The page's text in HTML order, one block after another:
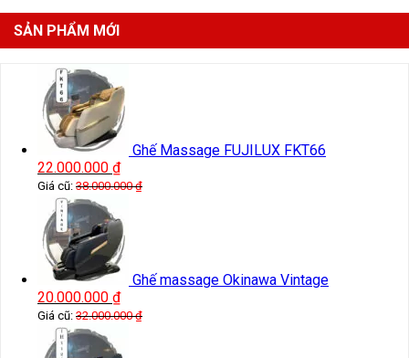
SẢN PHẨM MỚI
Ghế Massage FUJILUX FKT66
22.000.000 ₫
Giá cũ: 38.000.000₫
Ghế massage Okinawa Vintage
20.000.000 ₫
Giá cũ: 32.000.000₫